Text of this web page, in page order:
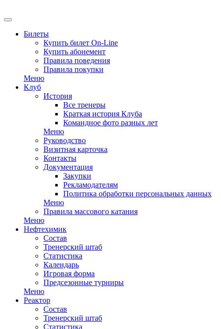
Билеты
Купить билет On-Line
Купить абонемент
Правила поведения
Правила покупки
Меню
Клуб
История
Все тренеры
Краткая история Клуба
Командное фото разных лет
Меню
Руководство
Визитная карточка
Контакты
Документация
Закупки
Рекламодателям
Политика обработки персональных данных
Меню
Правила массового катания
Меню
Нефтехимик
Состав
Тренерский штаб
Статистика
Календарь
Игровая форма
Предсезонные турниры
Меню
Реактор
Состав
Тренерский штаб
Статистика